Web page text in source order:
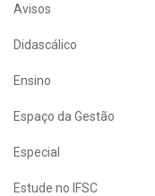
Avisos
Didascálico
Ensino
Espaço da Gestão
Especial
Estude no IFSC